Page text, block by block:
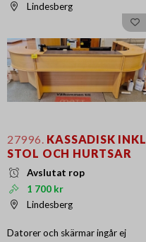
Lindesberg
27996. KASSADISK INKL
STOL OCH HURTSAR
Avslutat rop
1 700 kr
Lindesberg
Datorer och skärmar ingår ej